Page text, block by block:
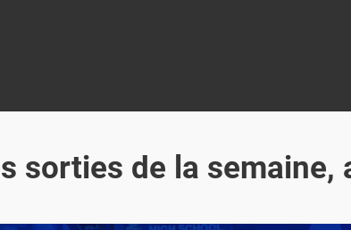
sorties de la semaine,